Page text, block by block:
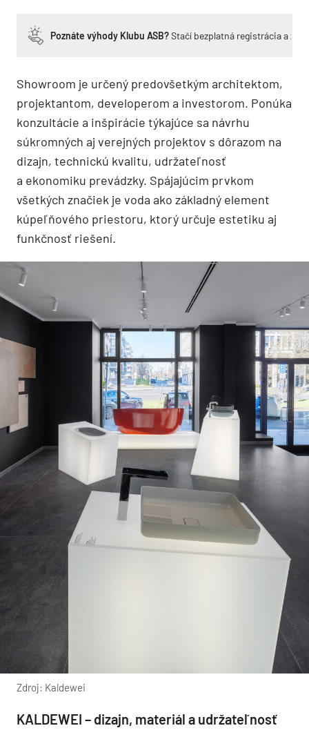
Poznáte výhody Klubu ASB?Stačí bezplatná registrácia a
Showroom je určený predovšetkým architektom,
projektantom, developerom a investorom. Ponúka
konzultácie a inšpirácie týkajúce sa návrhu
súkromných aj verejných projektov s dôrazom na
dizajn, technickú kvalitu, udržateľnosť
a ekonomiku prevádzky. Spájajúcim prvkom
všetkých značiek je voda ako základný element
kúpeľňového priestoru, ktorý určuje estetiku aj
funkčnosť riešení.
Zdroj: Kaldewei
KALDEWEI – dizajn, materiál a udržateľnosť